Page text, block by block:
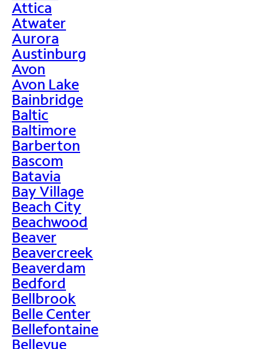
Attica
Atwater
Aurora
Austinburg
Avon
Avon Lake
Bainbridge
Baltic
Baltimore
Barberton
Bascom
Batavia
Bay Village
Beach City
Beachwood
Beaver
Beavercreek
Beaverdam
Bedford
Bellbrook
Belle Center
Bellefontaine
Bellevue